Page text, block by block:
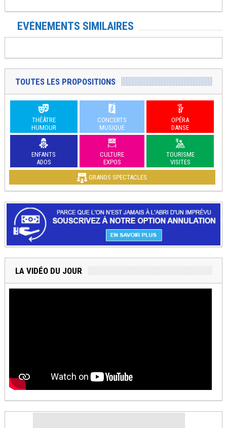
EVÉNEMENTS SIMILAIRES
TOUTES LES PROPOSITIONS
THÉÂTRE
HUMOUR
CONCERTS
MUSIQUE
OPÉRA
DANSE
ENFANTS
ADOS
CULTURE
EXPOS
TOURISME
VISITES
GRANDS SPECTACLES
LA VIDÉO DU JOUR